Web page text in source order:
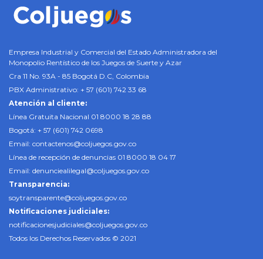
Empresa Industrial y Comercial del Estado Administradora del
Monopolio Rentístico de los Juegos de Suerte y Azar
Cra 11 No. 93A - 85 Bogotá D.C, Colombia
PBX Administrativo: + 57 (601) 742 33 68
Atención al cliente:
Línea Gratuita Nacional 01 8000 18 28 88
Bogotá: + 57 (601) 742 0698
Email: contactenos@coljuegos.gov.co
Línea de recepción de denuncias 01 8000 18 04 17
Email: denunciealilegal@coljuegos.gov.co
Transparencia:
soytransparente@coljuegos.gov.co
Notificaciones judiciales:
notificacionesjudiciales@coljuegos.gov.co
Todos los Derechos Reservados © 2021